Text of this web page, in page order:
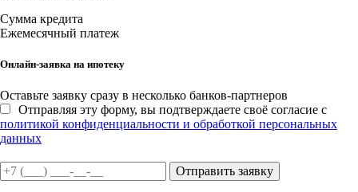
Сумма кредита
Ежемесячный платеж
Онлайн-заявка на ипотеку
Оставьте заявку сразу в несколько банков-партнеров
Отправляя эту форму, вы подтверждаете своё согласие с
политикой конфиденциальности и обработкой персональных
данных
Отправить заявку